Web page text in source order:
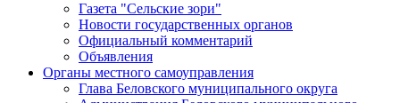
Газета "Сельские зори"
Новости государственных органов
Официальный комментарий
Объявления
Органы местного самоуправления
Глава Беловского муниципального округа